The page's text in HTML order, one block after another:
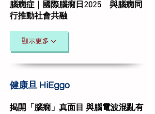
腦癇症｜國際腦癇日2025 與腦癇同
行推動社會共融
顯示更多
健康旦 HiEggo
揭開「腦癇」真面目 與腦電波混亂有